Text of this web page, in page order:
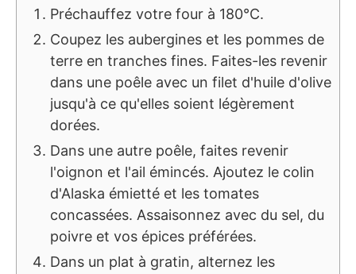
Préchauffez votre four à 180°C.
Coupez les aubergines et les pommes de
terre en tranches fines. Faites-les revenir
dans une poêle avec un filet d'huile d'olive
jusqu'à ce qu'elles soient légèrement
dorées.
Dans une autre poêle, faites revenir
l'oignon et l'ail émincés. Ajoutez le colin
d'Alaska émietté et les tomates
concassées. Assaisonnez avec du sel, du
poivre et vos épices préférées.
Dans un plat à gratin, alternez les